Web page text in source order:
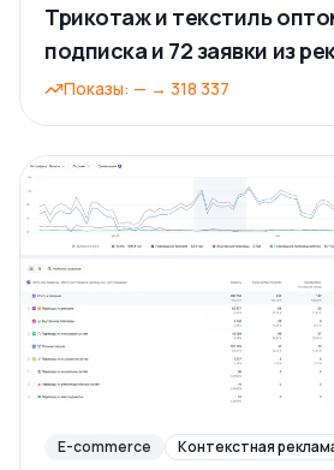
Трикотаж и текстиль
подписка и 72 заявки из
ВКонтакте
Показы: — → 318 337
E-commerce Контекстная